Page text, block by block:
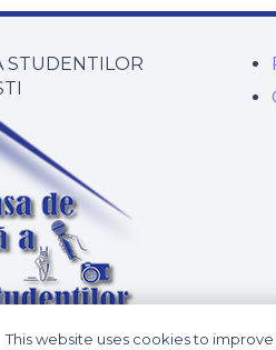
STUDENTILOR
This website uses cookies to